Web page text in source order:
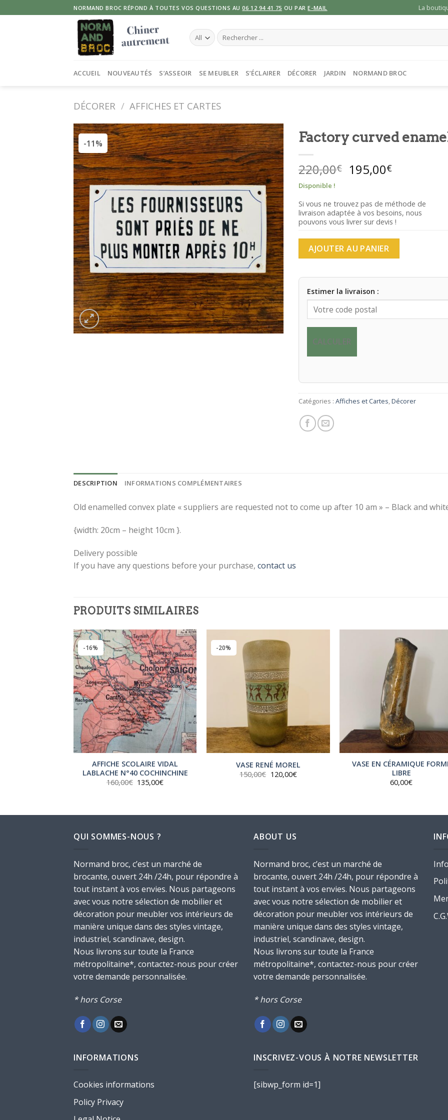
to
NORMAND BROC RÉPOND À TOUTES VOS QUESTIONS AU06 12 94 41 75 OU PARE-MAIL La
Recherche
pour :
ACCUEIL NOUVEAUTÉS S’ASSEOIR SE MEUBLER S’ÉCLAIRER DÉCORER JARDIN NORMAND BROC
DÉCORER / AFFICHES ET CARTES
-11%
Factory curved
220,00€ Le
prix
était :
220,00€.
195,00€
est :
195,00€.
Disponible !
Si vous ne trouvez pas de méthode de
livraison adaptée à vos besoins, nous
pouvons vous livrer sur devis !
AJOUTER AU PANIER
Estimer la livraison :
CALCULER
Catégories : Affiches et Cartes,Décorer
DESCRIPTION INFORMATIONS COMPLÉMENTAIRES
Old enamelled convex plate « suppliers are requested not to come up after 10 am » – Black and
{width: 20cm – height 10cm }.
Delivery possible
If you have any questions before your purchase, contact us
PRODUITS SIMILAIRES
-16%
AFFICHE SCOLAIRE VIDAL
LABLACHE N°40 COCHINCHINE
160,00€ Le
prix
135,00€Le
-20%
VASE RENÉ MOREL
150,00€ Le
120,00€Le
VASE EN CÉRAMIQUE
LIBRE
60,00€
QUI SOMMES-NOUS ?
Normand broc, c’est un marché de
brocante, ouvert 24h /24h, pour répondre à
tout instant à vos envies. Nous partageons
avec vous notre sélection de mobilier et
décoration pour meubler vos intérieurs de
manière unique dans des styles vintage,
industriel, scandinave, design.
Nous livrons sur toute la France
métropolitaine*, contactez-nous pour créer
votre demande personnalisée.
* hors Corse
ABOUT US
Normand broc, c’est un marché de
brocante, ouvert 24h /24h, pour répondre à
tout instant à vos envies. Nous partageons
avec vous notre sélection de mobilier et
décoration pour meubler vos intérieurs de
manière unique dans des styles vintage,
industriel, scandinave, design.
Nous livrons sur toute la France
métropolitaine*, contactez-nous pour créer
votre demande personnalisée.
* hors Corse
INFORMATIONS
Cookies informations
Policy Privacy
INSCRIVEZ-VOUS À NOTRE NEWSLETTER
[sibwp_form id=1]